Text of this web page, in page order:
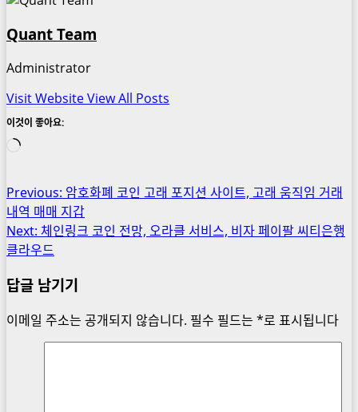
Quant Team
Administrator
Visit WebsiteView All Posts
이것이 좋아요:
로
중...
Post
navigation
Previous: 암호화폐 코인 고래 포지션 사이트, 고래 움직임 거래
내역 매매 지갑
Next: 체인링크 코인 전망, 오라클 서비스, 비자 페이팔 씨티은행
클라우드
답글 남기기
이메일 주소는 공개되지 않습니다. 필수 필드는 *로 표시됩니다